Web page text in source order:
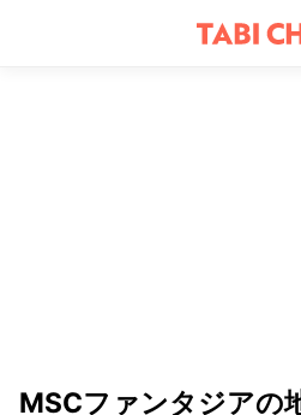
MSCファンタジアの